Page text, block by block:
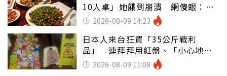
10人桌」她餓到崩潰 網傻眼：讓
店家看笑話
2026-08-09 14:23
日本人來台狂買「35公斤戰利
品」 連拜拜用紅盤、「小心地
滑」告示牌也帶回家
2026-08-09 11:08